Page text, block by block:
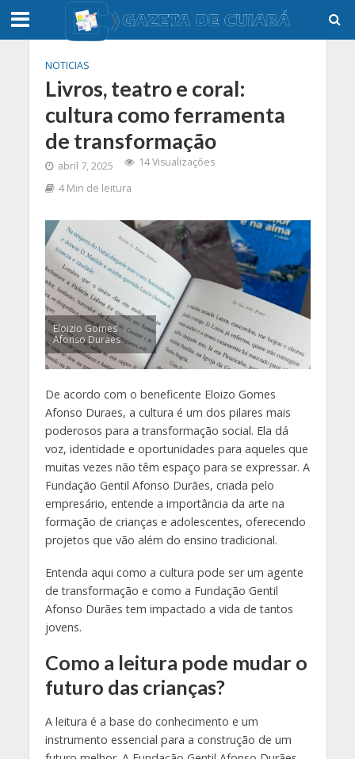
NOTICIAS
Livros, teatro e coral:
cultura como ferramenta
de transformação
abril 7, 2025
14 Visualizações
4 Min de leitura
Eloizio Gomes
Afonso Duraes
De acordo com o beneficente Eloizo Gomes
Afonso Duraes, a cultura é um dos pilares mais
poderosos para a transformação social. Ela dá
voz, identidade e oportunidades para aqueles que
muitas vezes não têm espaço para se expressar. A
Fundação Gentil Afonso Durães, criada pelo
empresário, entende a importância da arte na
formação de crianças e adolescentes, oferecendo
projetos que vão além do ensino tradicional.
Entenda aqui como a cultura pode ser um agente
de transformação e como a Fundação Gentil
Afonso Durães tem impactado a vida de tantos
jovens.
Como a leitura pode mudar o
futuro das crianças?
A leitura é a base do conhecimento e um
instrumento essencial para a construção de um